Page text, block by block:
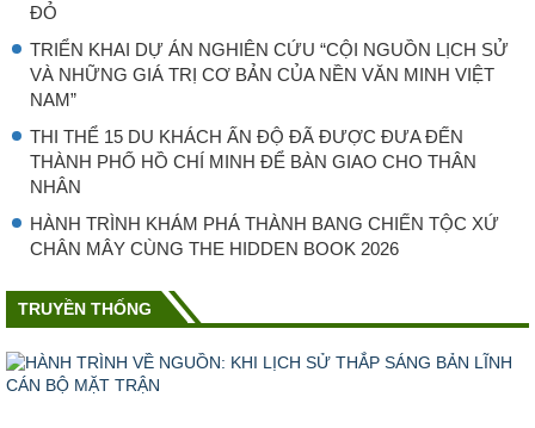
ĐỎ
TRIỂN KHAI DỰ ÁN NGHIÊN CỨU “CỘI NGUỒN LỊCH SỬ
VÀ NHỮNG GIÁ TRỊ CƠ BẢN CỦA NỀN VĂN MINH VIỆT
NAM”
THI THỂ 15 DU KHÁCH ẤN ĐỘ ĐÃ ĐƯỢC ĐƯA ĐẾN
THÀNH PHỐ HỒ CHÍ MINH ĐỂ BÀN GIAO CHO THÂN
NHÂN
HÀNH TRÌNH KHÁM PHÁ THÀNH BANG CHIẾN TỘC XỨ
CHÂN MÂY CÙNG THE HIDDEN BOOK 2026
TRUYỀN THỐNG